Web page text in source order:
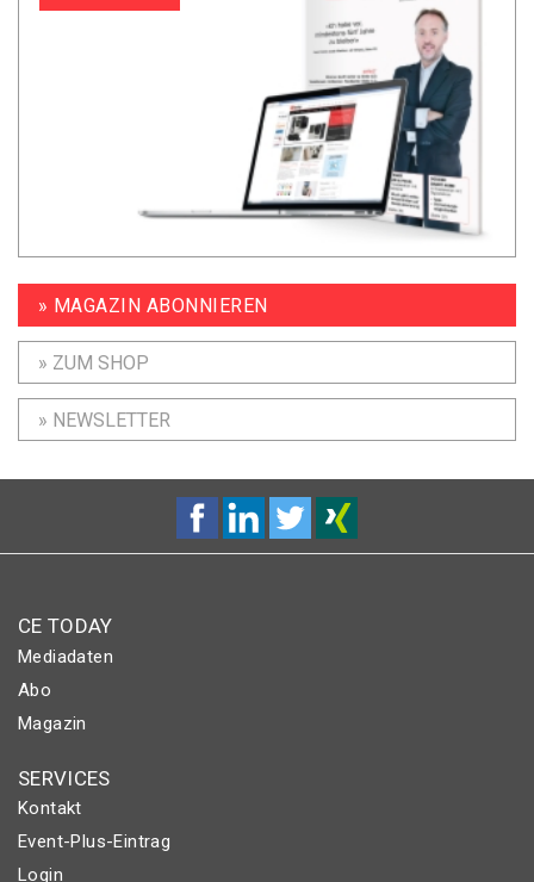
» MAGAZIN ABONNIEREN
» ZUM SHOP
» NEWSLETTER
CE TODAY
Mediadaten
Abo
Magazin
SERVICES
Kontakt
Event-Plus-Eintrag
Login